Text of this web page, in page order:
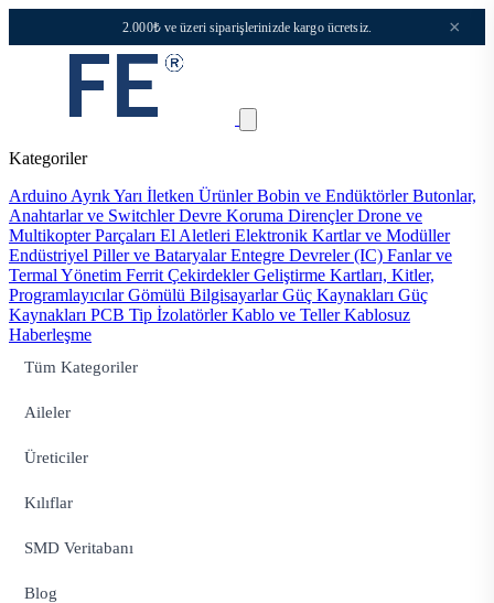
2.000₺ ve üzeri siparişlerinizde kargo ücretsiz. ×
Kategoriler
Arduino Ayrık Yarı İletken ÜrünlerBobin ve EndüktörlerButonlar,
Anahtarlar ve SwitchlerDevre Koruma DirençlerDrone ve
Multikopter Parçaları El Aletleri Elektronik Kartlar ve Modüller
Endüstriyel Piller ve BataryalarEntegre Devreler (IC) Fanlar ve
Termal Yönetim Ferrit ÇekirdeklerGeliştirme Kartları, Kitler,
ProgramlayıcılarGömülü BilgisayarlarGüç Kaynakları Güç
Kaynakları PCB Tip İzolatörlerKablo ve TellerKablosuz
Haberleşme
Tüm Kategoriler
Aileler
Üreticiler
Kılıflar
SMD Veritabanı
Blog